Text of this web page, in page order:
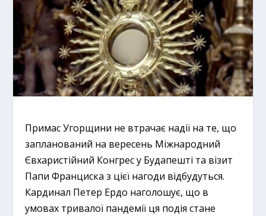
Примас Угорщини не втрачає надії на те, що
запланований на вересень Міжнародний
Євхаристійний Конгрес у Будапешті та візит
Папи Франциска з цієї нагоди відбудуться.
Кардинал Петер Ердо наголошує, що в
умовах тривалої пандемії ця подія стане